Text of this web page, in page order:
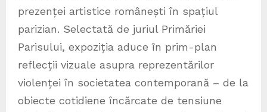
prezenței artistice românești în spațiul
parizian. Selectată de juriul Primăriei
Parisului, expoziția aduce în prim-plan
reflecții vizuale asupra reprezentărilor
violenței în societatea contemporană – de la
obiecte cotidiene încărcate de tensiune